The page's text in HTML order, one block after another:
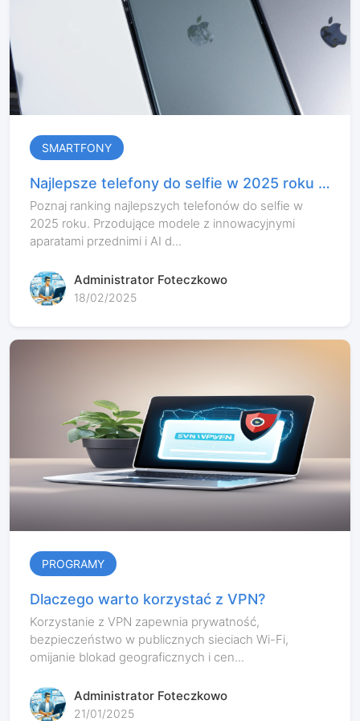
SMARTFONY
Najlepsze telefony do selfie w 2025 roku –
ranking aparatów przednich
Poznaj ranking najlepszych telefonów do selfie w
2025 roku. Przodujące modele z innowacyjnymi
aparatami przednimi i AI d...
Administrator Foteczkowo
18/02/2025
PROGRAMY
Dlaczego warto korzystać z VPN?
Korzystanie z VPN zapewnia prywatność,
bezpieczeństwo w publicznych sieciach Wi-Fi,
omijanie blokad geograficznych i cen...
Administrator Foteczkowo
21/01/2025